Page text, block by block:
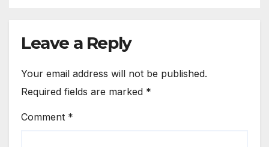
Leave a Reply
Your email address will not be published.
Required fields are marked *
Comment *